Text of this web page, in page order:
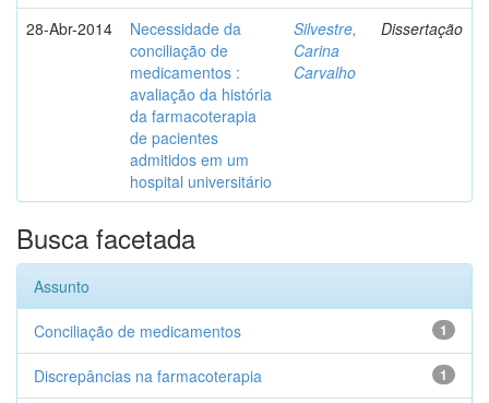
28-Abr-2014
Necessidade da
conciliação de
medicamentos :
avaliação da história
da farmacoterapia
de pacientes
admitidos em um
hospital universitário
Silvestre,
Carina
Carvalho
Dissertação
Busca facetada
Assunto
1
Conciliação de medicamentos
1
Discrepâncias na farmacoterapia